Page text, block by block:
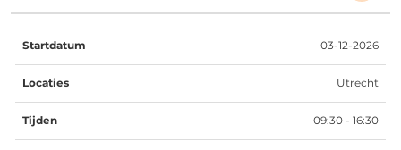
03-12-2026
Utrecht
09:30 - 16:30